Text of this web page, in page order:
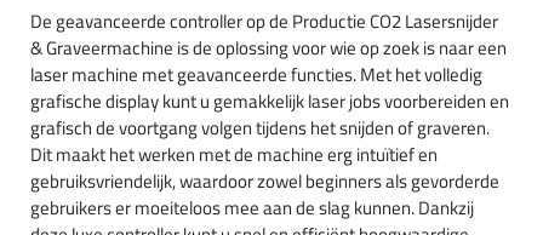
De geavanceerde controller op de Productie CO2 Lasersnijder
& Graveermachine is de oplossing voor wie op zoek is naar een
laser machine met geavanceerde functies. Met het volledig
grafische display kunt u gemakkelijk laser jobs voorbereiden en
grafisch de voortgang volgen tijdens het snijden of graveren.
Dit maakt het werken met de machine erg intuïtief en
gebruiksvriendelijk, waardoor zowel beginners als gevorderde
gebruikers er moeiteloos mee aan de slag kunnen. Dankzij